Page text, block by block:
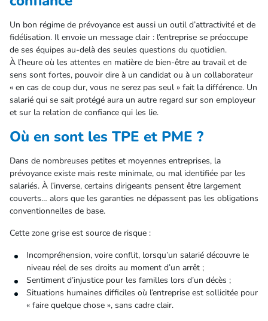
Un bon régime de prévoyance est aussi un outil d’attractivité et de
fidélisation. Il envoie un message clair : l’entreprise se préoccupe
de ses équipes au-delà des seules questions du quotidien.
À l’heure où les attentes en matière de bien-être au travail et de
sens sont fortes, pouvoir dire à un candidat ou à un collaborateur
« en cas de coup dur, vous ne serez pas seul » fait la différence. Un
salarié qui se sait protégé aura un autre regard sur son employeur
et sur la relation de confiance qui les lie.
Où en sont les TPE et PME ?
Dans de nombreuses petites et moyennes entreprises, la
prévoyance existe mais reste minimale, ou mal identifiée par les
salariés. À l’inverse, certains dirigeants pensent être largement
couverts… alors que les garanties ne dépassent pas les obligations
conventionnelles de base.
Cette zone grise est source de risque :
Incompréhension, voire conflit, lorsqu’un salarié découvre le
niveau réel de ses droits au moment d’un arrêt ;
Sentiment d’injustice pour les familles lors d’un décès ;
Situations humaines difficiles où l’entreprise est sollicitée pour
« faire quelque chose », sans cadre clair.